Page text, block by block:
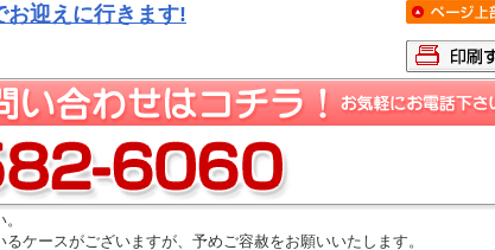
お迎えに行きます!
ケースがございますが、予めご容赦をお願いいたします。